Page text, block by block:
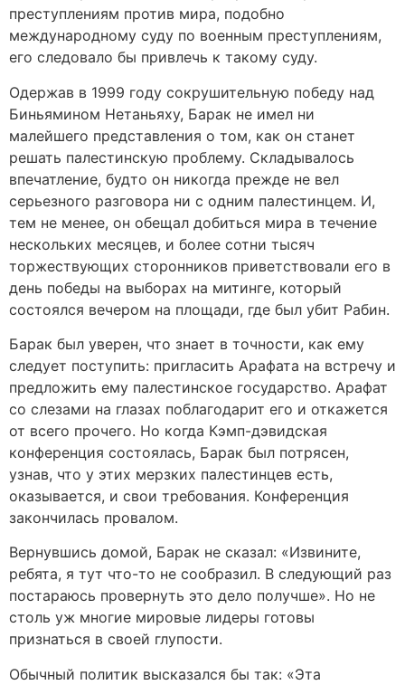
преступлениям против мира, подобно
международному суду по военным преступлениям,
его следовало бы привлечь к такому суду.
Одержав в 1999 году сокрушительную победу над
Биньямином Нетаньяху, Барак не имел ни
малейшего представления о том, как он станет
решать палестинскую проблему. Складывалось
впечатление, будто он никогда прежде не вел
серьезного разговора ни с одним палестинцем. И,
тем не менее, он обещал добиться мира в течение
нескольких месяцев, и более сотни тысяч
торжествующих сторонников приветствовали его в
день победы на выборах на митинге, который
состоялся вечером на площади, где был убит Рабин.
Барак был уверен, что знает в точности, как ему
следует поступить: пригласить Арафата на встречу и
предложить ему палестинское государство. Арафат
со слезами на глазах поблагодарит его и откажется
от всего прочего. Но когда Кэмп-дэвидская
конференция состоялась, Барак был потрясен,
узнав, что у этих мерзких палестинцев есть,
оказывается, и свои требования. Конференция
закончилась провалом.
Вернувшись домой, Барак не сказал: «Извините,
ребята, я тут что-то не сообразил. В следующий раз
постараюсь провернуть это дело получше». Но не
столь уж многие мировые лидеры готовы
признаться в своей глупости.
Обычный политик высказался бы так: «Эта